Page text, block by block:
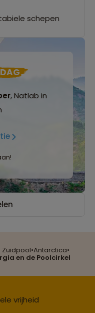
•Antarctica•
en de Poolcirkel
schepen
, Natlab in
cultuur en milieu
vrijheid